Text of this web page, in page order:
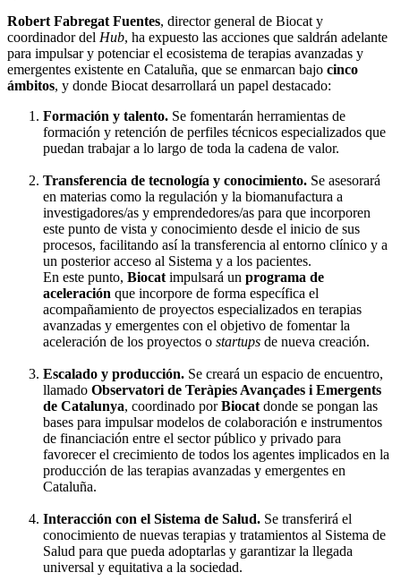
Robert Fabregat Fuentes, director general de Biocat y
coordinador del Hub, ha expuesto las acciones que saldrán adelante
para impulsar y potenciar el ecosistema de terapias avanzadas y
emergentes existente en Cataluña, que se enmarcan bajo cinco
ámbitos, y donde Biocat desarrollará un papel destacado:
Formación y talento. Se fomentarán herramientas de
formación y retención de perfiles técnicos especializados que
puedan trabajar a lo largo de toda la cadena de valor.
Transferencia de tecnología y conocimiento. Se asesorará
en materias como la regulación y la biomanufactura a
investigadores/as y emprendedores/as para que incorporen
este punto de vista y conocimiento desde el inicio de sus
procesos, facilitando así la transferencia al entorno clínico y a
un posterior acceso al Sistema y a los pacientes.
En este punto, Biocat impulsará un programa de
aceleración que incorpore de forma específica el
acompañamiento de proyectos especializados en terapias
avanzadas y emergentes con el objetivo de fomentar la
aceleración de los proyectos o startups de nueva creación.
Escalado y producción. Se creará un espacio de encuentro,
llamado Observatori de Teràpies Avançades i Emergents
de Catalunya, coordinado porBiocat donde se pongan las
bases para impulsar modelos de colaboración e instrumentos
de financiación entre el sector público y privado para
favorecer el crecimiento de todos los agentes implicados en la
producción de las terapias avanzadas y emergentes en
Cataluña.
Interacción con el Sistema de Salud. Se transferirá el
conocimiento de nuevas terapias y tratamientos al Sistema de
Salud para que pueda adoptarlas y garantizar la llegada
universal y equitativa a la sociedad.